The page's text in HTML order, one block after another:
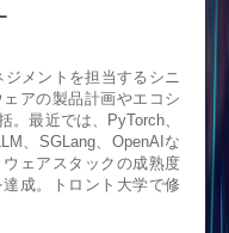
メントを担当するシニ
アの製品計画やエコシ
。最近では、PyTorch、
、SGLang、OpenAIな
ェアスタックの成熟度
成。トロント大学で修